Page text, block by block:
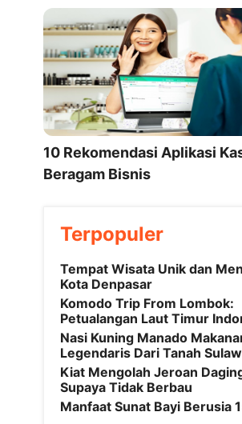
10 Rekomendasi Aplikasi
Beragam Bisnis
Terpopuler
Tempat Wisata Unik dan
Kota Denpasar
Komodo Trip From Lombok:
Petualangan Laut Timur
Nasi Kuning Manado
Legendaris Dari Tanah
Kiat Mengolah Jeroan
Supaya Tidak Berbau
Manfaat Sunat Bayi Berusia